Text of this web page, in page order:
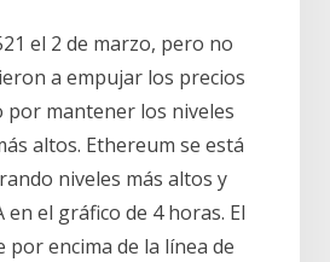
el 2 de marzo, pero no
a empujar los precios
por mantener los niveles
altos. Ethereum se está
niveles más altos y
el gráfico de 4 horas. El
encima de la línea de